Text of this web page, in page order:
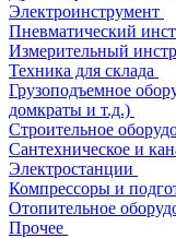
Электроинструмент
Пневматический
Измерительный
Техника для склада
Грузоподъемное
домкраты и т.д.)
Строительное
Сантехническое и
Электростанции
Компрессоры и
Отопительное
Прочее